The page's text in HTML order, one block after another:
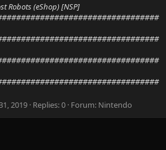
Robots (eShop) [NSP]
2019 Replies: 0 Forum: Nintendo